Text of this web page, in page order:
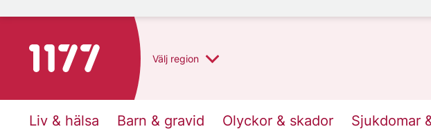
Till startsidan för 1177 Välj region
Liv & hälsa Barn & gravid Olyckor & skador Sjukdomar